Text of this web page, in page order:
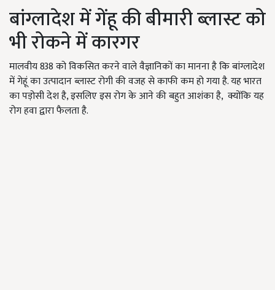
बांग्लादेश में गेंहू की बीमारी ब्लास्ट को
भी रोकने में कारगर
मालवीय 838 को विकसित करने वाले वैज्ञानिकों का मानना है कि बांग्लादेश
में गेहूं का उत्पादान ब्लास्ट रोगी की वजह से काफी कम हो गया है. यह भारत
का पड़ोसी देश है, इसलिए इस रोग के आने की बहुत आशंका है, क्योंकि यह
रोग हवा द्वारा फैलता है.